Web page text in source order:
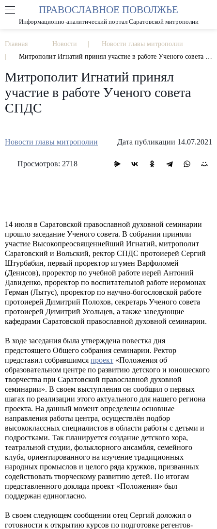
РАЗМЕР ШРИФТА А А
ПРАВОСЛАВНОЕ ПОВОЛЖЬЕ
Информационно-аналитический портал Саратовской митрополии
Главная Новости
Новости главы митрополии
Митрополит Игнатий принял участие в работе Ученого совета СПДС
Митрополит Игнатий принял
участие в работе Ученого совета
СПДС
Новости главы митрополии Дата публикации 14.07.2021
Просмотров: 2718
14 июля в Саратовской православной духовной семинарии
прошло заседание Ученого совета. В собрании приняли
участие Высокопреосвященнейший Игнатий, митрополит
Саратовский и Вольский, ректор СПДС протоиерей Сергий
Штурбабин, первый проректор игумен Варфоломей
(Денисов), проректор по учебной работе иерей Антоний
Давиденко, проректор по воспитательной работе иеромонах
Герман (Лытус), проректор по научно-богословской работе
протоиерей Димитрий Полохов, секретарь Ученого совета
протоиерей Димитрий Усольцев, а также заведующие
кафедрами Саратовской православной духовной семинарии.
В ходе заседания была утверждена повестка дня
предстоящего Общего собрания семинарии. Ректор
представил собравшимся проект «Положения об
образовательном центре по развитию детского и юношеского
творчества при Саратовской православной духовной
семинарии». В своем выступления он сообщил о первых
шагах по реализации этого актуального для нашего региона
проекта. На данный момент определены основные
направления работы центра, осуществлён подбор
высококлассных специалистов в области работы с детьми и
подростками. Так планируется создание детского хора,
театральной студии, фольклорного ансамбля, семейного
клуба, ориентированного на изучение традиционных
народных промыслов и целого ряда кружков, призванных
содействовать творческому развитию детей. По итогам
представленного доклада проект «Положения» был
поддержан единогласно.
В своем следующем сообщении отец Сергий доложил о
готовности к открытию курсов по подготовке регентов-